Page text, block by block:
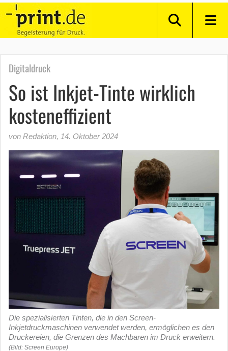
Digitaldruck
So ist Inkjet-Tinte wirklich
kosteneffizient
von Redaktion, 14. Oktober 2024
Die spezialisierten Tinten, die in den Screen-
Inkjetdruckmaschinen verwendet werden, ermöglichen es den
Druckereien, die Grenzen des Machbaren im Druck erweitern.
(Bild: Screen Europe)